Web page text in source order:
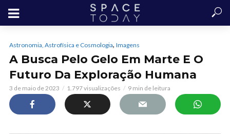
Astronomia, Astrofísica e Cosmologia, Imagens
A Busca Pelo Gelo Em Marte E O
Futuro Da Exploração Humana
3 de maio de 2023 1.797 visualizações 9 min de leitura